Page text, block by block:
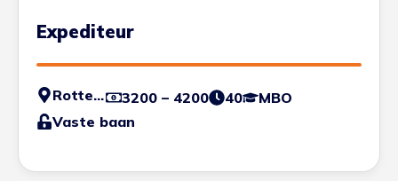
Expediteur
Rotterdam 3200 – 4200 40
MBO
Vaste baan